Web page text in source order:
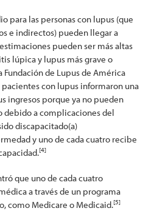
para las personas con lupus (que
e indirectos) pueden llegar a
pueden ser más altas
lúpica y lupus más grave o
Fundación de Lupus de América
con lupus informaron una
ingresos porque ya no pueden
a complicaciones del
discapacitado(a)
y uno de cada cuatro recibe
[4]
que uno de cada cuatro
a través de un programa
como Medicare o Medicaid.[5]